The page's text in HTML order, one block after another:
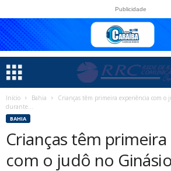
Publicidade
Início Bahia
Crianças têm primeira experiência com o
durante...
BAHIA
Crianças têm
com o judô no